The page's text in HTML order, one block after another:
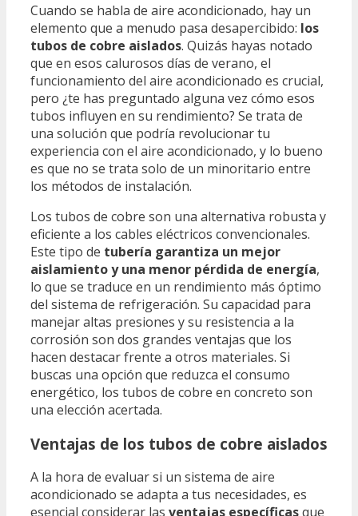
Cuando se habla de aire acondicionado, hay un
elemento que a menudo pasa desapercibido: los
tubos de cobre aislados. Quizás hayas notado
que en esos calurosos días de verano, el
funcionamiento del aire acondicionado es crucial,
pero ¿te has preguntado alguna vez cómo esos
tubos influyen en su rendimiento? Se trata de
una solución que podría revolucionar tu
experiencia con el aire acondicionado, y lo bueno
es que no se trata solo de un minoritario entre
los métodos de instalación.
Los tubos de cobre son una alternativa robusta y
eficiente a los cables eléctricos convencionales.
Este tipo de tubería garantiza un mejor
aislamiento y una menor pérdida de energía,
lo que se traduce en un rendimiento más óptimo
del sistema de refrigeración. Su capacidad para
manejar altas presiones y su resistencia a la
corrosión son dos grandes ventajas que los
hacen destacar frente a otros materiales. Si
buscas una opción que reduzca el consumo
energético, los tubos de cobre en concreto son
una elección acertada.
Ventajas de los tubos de cobre aislados
A la hora de evaluar si un sistema de aire
acondicionado se adapta a tus necesidades, es
esencial considerar las ventajas específicasque